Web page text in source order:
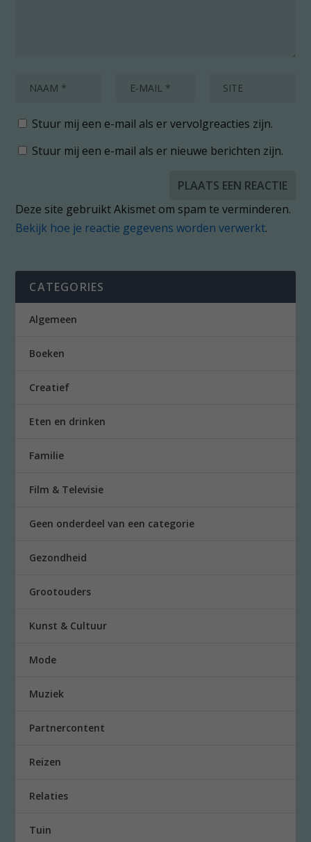
Stuur mij een e-mail als er vervolgreacties zijn.
Stuur mij een e-mail als er nieuwe berichten zijn.
Deze site gebruikt Akismet om spam te verminderen.
Bekijk hoe je reactie gegevens worden verwerkt.
CATEGORIES
Algemeen
Boeken
Creatief
Eten en drinken
Familie
Film & Televisie
Geen onderdeel van een categorie
Gezondheid
Grootouders
Kunst & Cultuur
Mode
Muziek
Partnercontent
Reizen
Relaties
Tuin